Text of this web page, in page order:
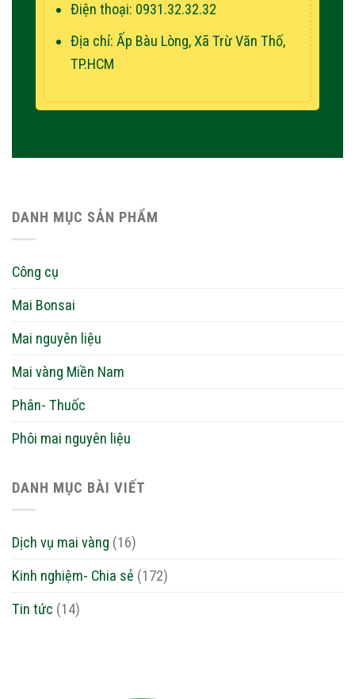
Điện thoại: 0931.32.32.32
Địa chỉ: Ấp Bàu Lòng, Xã Trừ Văn Thố,
TP.HCM
DANH MỤC SẢN PHẨM
Công cụ
Mai Bonsai
Mai nguyên liệu
Mai vàng Miền Nam
Phân- Thuốc
Phôi mai nguyên liệu
DANH MỤC BÀI VIẾT
Dịch vụ mai vàng (16)
Kinh nghiệm- Chia sẻ (172)
Tin tức (14)